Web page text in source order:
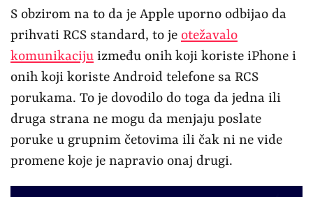
S obzirom na to da je Apple uporno odbijao da
prihvati RCS standard, to je otežavalo
komunikaciju između onih koji koriste iPhone i
onih koji koriste Android telefone sa RCS
porukama. To je dovodilo do toga da jedna ili
druga strana ne mogu da menjaju poslate
poruke u grupnim četovima ili čak ni ne vide
promene koje je napravio onaj drugi.